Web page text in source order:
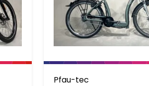
Pfau-tec